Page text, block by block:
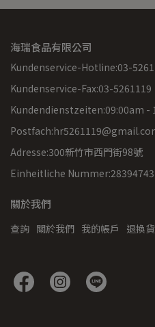
海瑞食品有限公司
Kundenservice-Hotline:03-
Kundenservice-Fax:03-5261119
Kundendienstzeiten:09:00am -
Adresse:300新竹市西門街98號
Einheitliche Nummer:28394743
關於我們
查詢 關於我們 我的帳戶 退換